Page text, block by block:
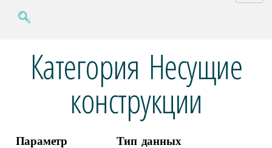
Категория Несущие
конструкции
Параметр Тип данных